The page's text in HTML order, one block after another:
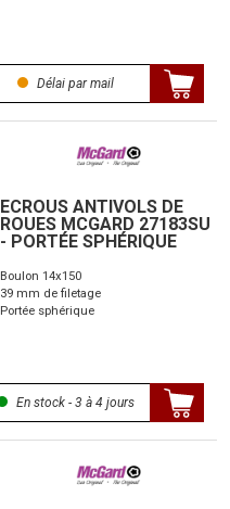
Délai par mail
ECROUS ANTIVOLS DE
ROUES MCGARD 27183SU
- PORTÉE SPHÉRIQUE
Boulon 14x150
39 mm de filetage
Portée sphérique
En stock - 3 à 4 jours